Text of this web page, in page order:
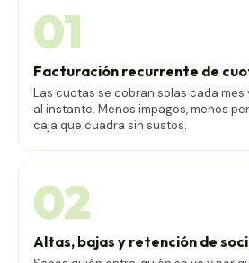
01
Facturación recurrente de
Las cuotas se cobran solas cada mes
al instante. Menos impagos, menos
caja que cuadra sin sustos.
02
Altas, bajas y retención de